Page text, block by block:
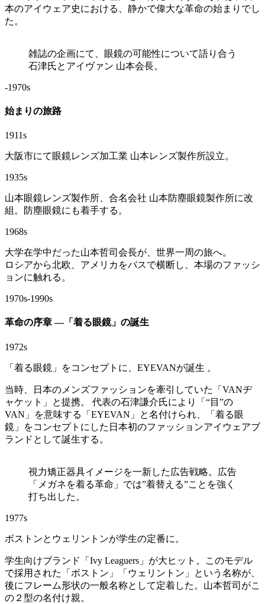
本のアイウェア史における、静かで偉大な革命の始まりでし
た。
雑誌の企画にて、眼鏡の可能性について語り合う
石津氏とアイヴァン 山本会長。
-1970s
始まりの旅路
1911s
大阪市にて眼鏡レンズ加工業 山本レンズ製作所設立。
1935s
山本眼鏡レンズ製作所、合名会社 山本防塵眼鏡製作所に改
組。防塵眼鏡にも着手する。
1968s
大学在学中だった山本哲司会長が、世界一周の旅へ。
ロシアから北欧、アメリカをバスで横断し、本場のファッシ
ョンに触れる。
1970s-1990s
革命の序章 ―「着る眼鏡」の誕生
1972s
「着る眼鏡」をコンセプトに、EYEVANが誕生 。
当時、日本のメンズファッションを牽引していた「VANヂ
ャケット」と提携。 代表の石津謙介氏により「“目”の
VAN」を意味する「EYEVAN」と名付けられ、「着る眼
鏡」をコンセプトにした日本初のファッションアイウェアブ
ランドとして誕生する。
視力矯正器具イメージを一新した広告戦略。広告
「メガネを着る革命」では”着替える”ことを強く
打ち出した。
1977s
ボストンとウェリントンが学生の定番に。
学生向けブランド「Ivy Leaguers」が大ヒット。このモデル
で採用された「ボストン」「ウェリントン」という名称が、
後にフレーム形状の一般名称として定着した。山本哲司がこ
の２型の名付け親。